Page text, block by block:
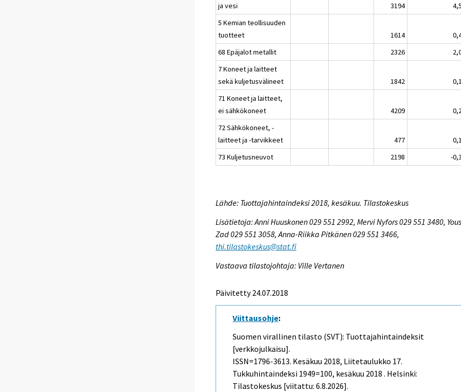
ja vesi
3194
5 Kemian teollisuuden
tuotteet
1614
68 Epäjalot metallit
2326
7 Koneet ja laitteet
sekä kuljetusvälineet
1842
71 Koneet ja laitteet,
ei sähkökoneet
4209
72 Sähkökoneet, -
laitteet ja -tarvikkeet
477
73 Kuljetusneuvot
2198 -
Lähde: Tuottajahintaindeksi 2018, kesäkuu. Tilastokeskus
Lisätietoja: Anni Huuskonen 029 551 2992, Mervi Nyfors 029 551 3480,
Zad 029 551 3058, Anna-Riikka Pitkänen 029 551 3466,
thi.tilastokeskus@stat.fi
Vastaava tilastojohtaja: Ville Vertanen
Päivitetty 24.07.2018
Viittausohje:
Suomen virallinen tilasto (SVT): Tuottajahintaindeksit
[verkkojulkaisu].
ISSN=1796-3613. Kesäkuu 2018, Liitetaulukko 17.
Tukkuhintaindeksi 1949=100, kesäkuu 2018 . Helsinki:
Tilastokeskus [viitattu: 6.8.2026].